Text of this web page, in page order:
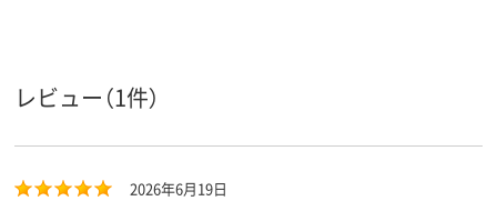
レビュー（1件）
2026年6月19日